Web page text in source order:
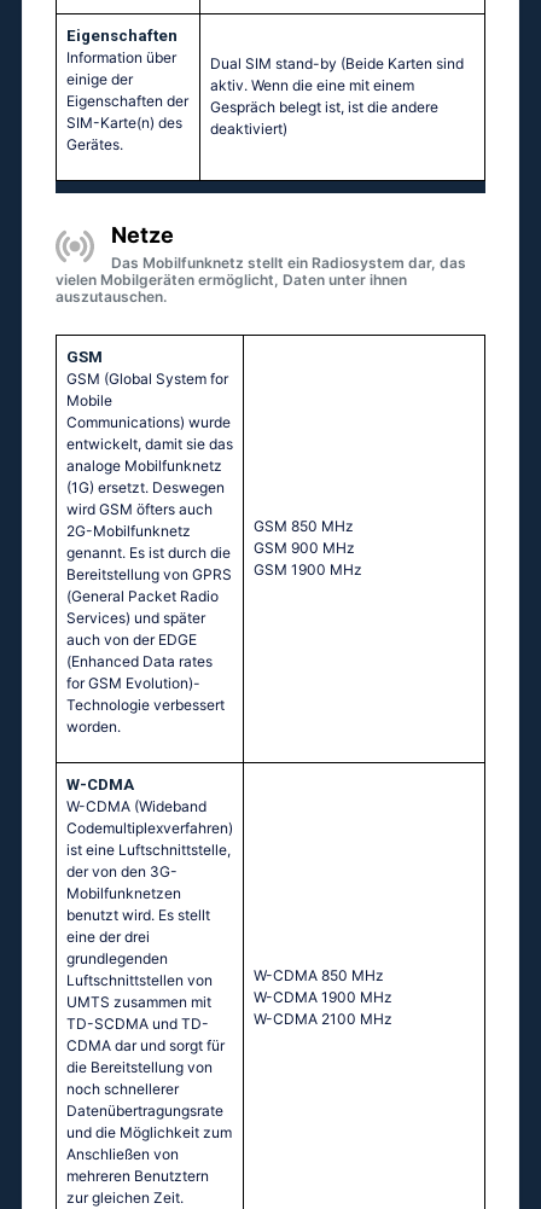
Eigenschaften
Information über
einige der
Eigenschaften der
SIM-Karte(n) des
Gerätes.
Dual SIM stand-by (Beide Karten sind
aktiv. Wenn die eine mit einem
Gespräch belegt ist, ist die andere
deaktiviert)
Netze
Das Mobilfunknetz stellt ein Radiosystem dar, das
vielen Mobilgeräten ermöglicht, Daten unter ihnen
auszutauschen.
GSM
GSM (Global System for
Mobile
Communications) wurde
entwickelt, damit sie das
analoge Mobilfunknetz
(1G) ersetzt. Deswegen
wird GSM öfters auch
2G-Mobilfunknetz
genannt. Es ist durch die
Bereitstellung von GPRS
(General Packet Radio
Services) und später
auch von der EDGE
(Enhanced Data rates
for GSM Evolution)-
Technologie verbessert
worden.
GSМ 850 МНz
GSМ 900 МНz
GSМ 1900 МНz
W-CDMA
W-CDMA (Wideband
Codemultiplexverfahren)
ist eine Luftschnittstelle,
der von den 3G-
Mobilfunknetzen
benutzt wird. Es stellt
eine der drei
grundlegenden
Luftschnittstellen von
UMTS zusammen mit
TD-SCDMA und TD-
CDMA dar und sorgt für
die Bereitstellung von
noch schnellerer
Datenübertragungsrate
und die Möglichkeit zum
Anschließen von
mehreren Benutztern
zur gleichen Zeit.
W-CDMA 850 MHz
W-CDMA 1900 MHz
W-CDMA 2100 MHz